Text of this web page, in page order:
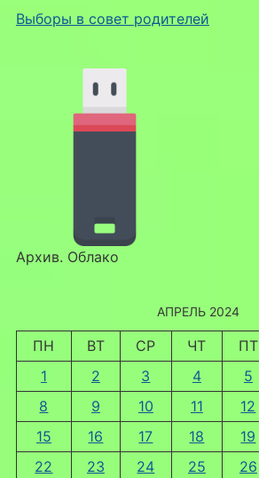
Выборы в совет родителей
Архив. Облако
АПРЕЛЬ 2024
ПН ВТ СР ЧТ ПТ
1
2 3 4 5
8
9 10 11 12
15
16 17 18 19
22
23 24 25 26